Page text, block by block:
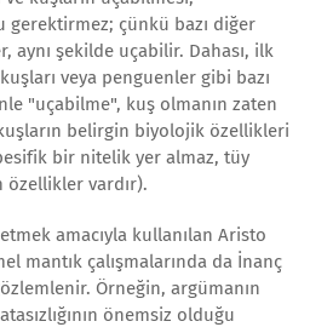
çünkü bazı diğer
aynı şekilde uçabilir. Dahası, ilk
veya penguenler gibi bazı
"uçabilme", kuş olmanın zaten
belirgin biyolojik özellikleri
bir nitelik yer almaz, tüy
özellikler vardır).
amacıyla kullanılan Aristo
mantık çalışmalarında da İnanç
Örneğin, argümanın
önemsiz olduğu